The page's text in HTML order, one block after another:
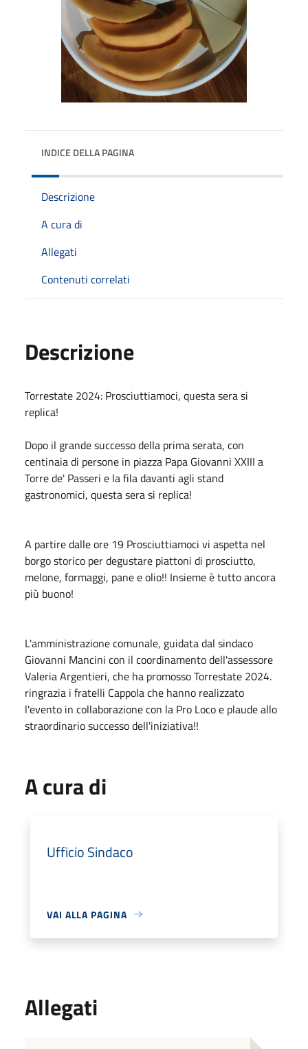
INDICE DELLA PAGINA
Descrizione
A cura di
Allegati
Contenuti correlati
Descrizione
Torrestate 2024: Prosciuttiamoci, questa sera si
replica!
Dopo il grande successo della prima serata, con
centinaia di persone in piazza Papa Giovanni XXIII a
Torre de' Passeri e la fila davanti agli stand
gastronomici, questa sera si replica!
A partire dalle ore 19 Prosciuttiamoci vi aspetta nel
borgo storico per degustare piattoni di prosciutto,
melone, formaggi, pane e olio!! Insieme è tutto ancora
più buono!
L'amministrazione comunale, guidata dal sindaco
Giovanni Mancini con il coordinamento dell'assessore
Valeria Argentieri, che ha promosso Torrestate 2024.
ringrazia i fratelli Cappola che hanno realizzato
l'evento in collaborazione con la Pro Loco e plaude allo
straordinario successo dell'iniziativa!!
A cura di
Ufficio Sindaco
VAI ALLA PAGINA
Allegati